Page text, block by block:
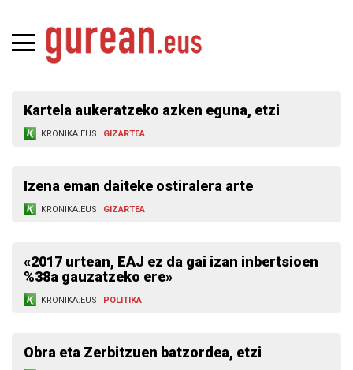
Kartela aukeratzeko azken eguna, etzi
KRONIKA.EUS GIZARTEA
Izena eman daiteke ostiralera arte
KRONIKA.EUS GIZARTEA
«2017 urtean, EAJ ez da gai izan inbertsioen
%38a gauzatzeko ere»
KRONIKA.EUS POLITIKA
Obra eta Zerbitzuen batzordea, etzi